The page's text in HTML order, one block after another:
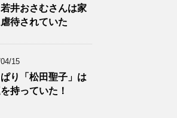
若井おさむさんは家
待されていた
15
り「松田聖子」は
持っていた！